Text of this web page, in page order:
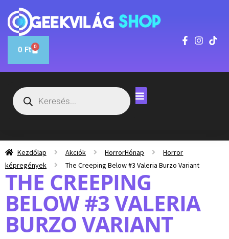
0 Ft 0
Kezdőlap Akciók HorrorHónap
Horror
képregények
The Creeping Below #3 Valeria Burzo Variant
THE CREEPING
BELOW #3 VALERIA
BURZO VARIANT